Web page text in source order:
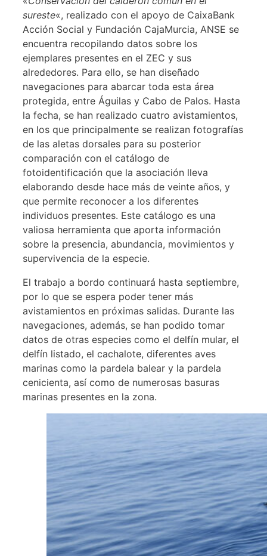
sureste«, realizado con el apoyo de CaixaBank
Acción Social y Fundación CajaMurcia, ANSE se
encuentra recopilando datos sobre los
ejemplares presentes en el ZEC y sus
alrededores. Para ello, se han diseñado
navegaciones para abarcar toda esta área
protegida, entre Águilas y Cabo de Palos. Hasta
la fecha, se han realizado cuatro avistamientos,
en los que principalmente se realizan fotografías
de las aletas dorsales para su posterior
comparación con el catálogo de
fotoidentificación que la asociación lleva
elaborando desde hace más de veinte años, y
que permite reconocer a los diferentes
individuos presentes. Este catálogo es una
valiosa herramienta que aporta información
sobre la presencia, abundancia, movimientos y
supervivencia de la especie.
El trabajo a bordo continuará hasta septiembre,
por lo que se espera poder tener más
avistamientos en próximas salidas. Durante las
navegaciones, además, se han podido tomar
datos de otras especies como el delfín mular, el
delfín listado, el cachalote, diferentes aves
marinas como la pardela balear y la pardela
cenicienta, así como de numerosas basuras
marinas presentes en la zona.